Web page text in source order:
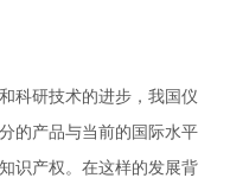
研技术的进步，我国仪
的产品与当前的国际水平
识产权。在这样的发展背